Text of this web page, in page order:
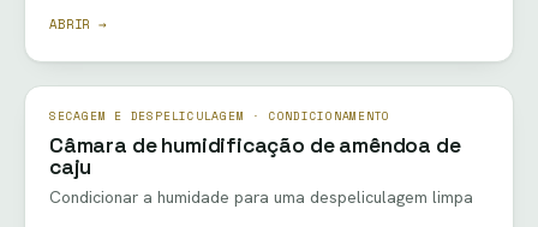
ABRIR →
SECAGEM E DESPELICULAGEM · CONDICIONAMENTO
Câmara de humidificação de amêndoa de
caju
Condicionar a humidade para uma despeliculagem limpa